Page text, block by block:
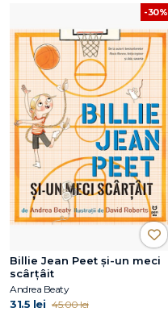
-30%
Billie Jean Peet și-un meci
scârțâit
Andrea Beaty
31.5 lei 45.00 lei